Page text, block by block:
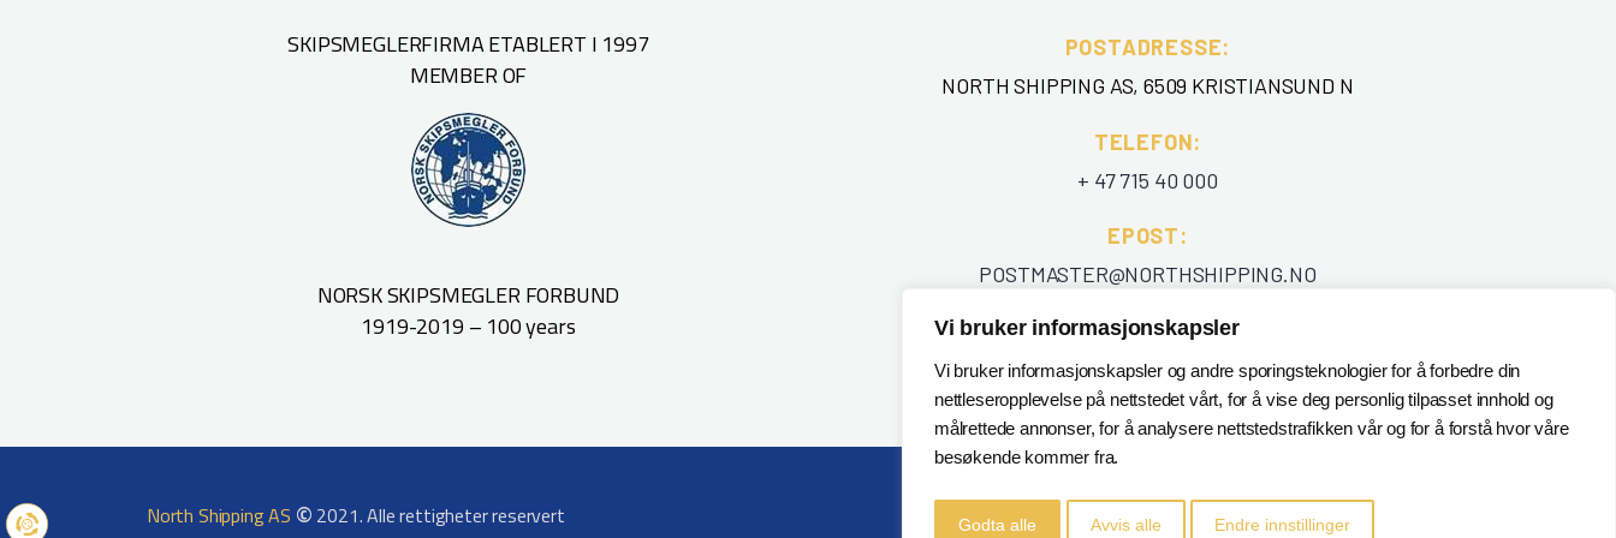
Vi bruker informasjonskapsler
Vi bruker informasjonskapsler og andre sporingsteknologier for å forbedre din
nettleseropplevelse på nettstedet vårt, for å vise deg personlig tilpasset innhold og
målrettede annonser, for å analysere nettstedstrafikken vår og for å forstå hvor våre
besøkende kommer fra.
Godta alle Avvis alle Endre innstillinger
SKIPSMEGLERFIRMA ETABLERT I 1997
MEMBER OF
NORSK SKIPSMEGLER FORBUND
1919-2019 – 100 years
POSTADRESSE:
NORTH SHIPPING AS, 6509 KRISTIANSUND N
TELEFON:
+ 47 715 40 000
EPOST:
POSTMASTER@NORTHSHIPPING.NO
North Shipping AS © 2021. Alle rettigheter reservert